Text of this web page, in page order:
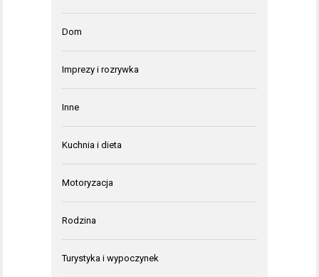
Dom
Imprezy i rozrywka
Inne
Kuchnia i dieta
Motoryzacja
Rodzina
Turystyka i wypoczynek